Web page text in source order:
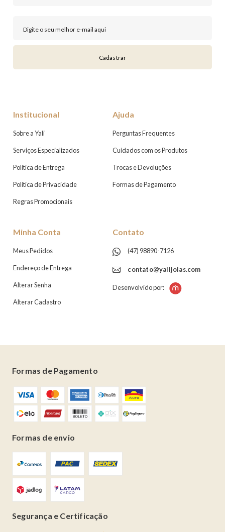
Formas de Pagamento
Formas de envio
Segurança e Certificação
Cadastrar
Institucional
Sobre a Yali
Serviços Especializados
Política de Entrega
Política de Privacidade
Regras Promocionais
Ajuda
Perguntas Frequentes
Cuidados com os Produtos
Trocas e Devoluções
Formas de Pagamento
Minha Conta
Meus Pedidos
Endereço de Entrega
Alterar Senha
Alterar Cadastro
Contato
(47) 98890-7126
contato@yalijoias.com
Desenvolvido por: